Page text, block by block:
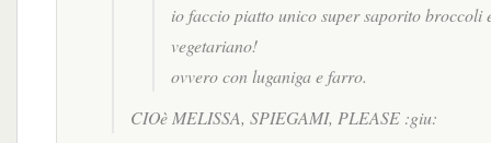
io faccio piatto unico super saporito broccoli
vegetariano!
ovvero con luganiga e farro.
CIOè MELISSA, SPIEGAMI, PLEASE :giu: